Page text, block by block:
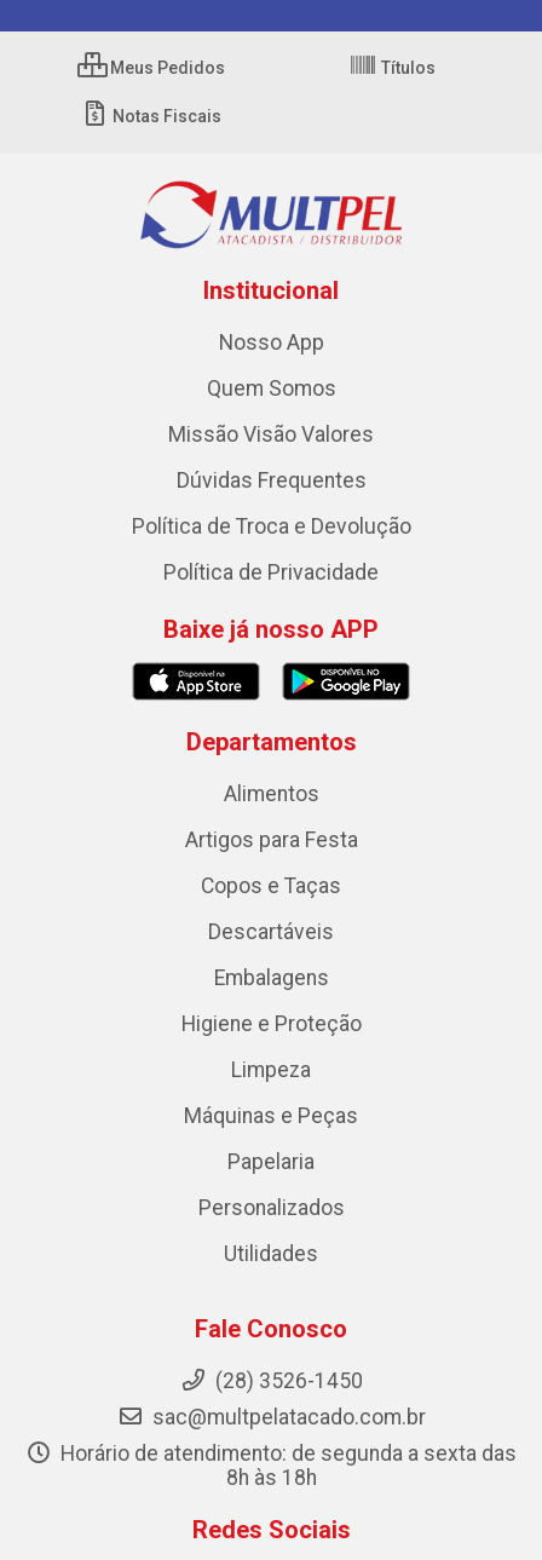
Meus Pedidos Títulos
Notas Fiscais
Institucional
Nosso App
Quem Somos
Missão Visão Valores
Dúvidas Frequentes
Política de Troca e Devolução
Política de Privacidade
Baixe já nosso APP
Departamentos
Alimentos
Artigos para Festa
Copos e Taças
Descartáveis
Embalagens
Higiene e Proteção
Limpeza
Máquinas e Peças
Papelaria
Personalizados
Utilidades
Fale Conosco
(28) 3526-1450
sac@multpelatacado.com.br
Horário de atendimento: de segunda a sexta das
8h às 18h
Redes Sociais